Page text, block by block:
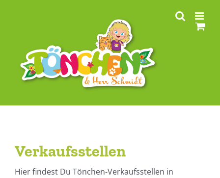
Verkaufsstellen
Hier findest Du Tönchen-Verkaufsstellen in